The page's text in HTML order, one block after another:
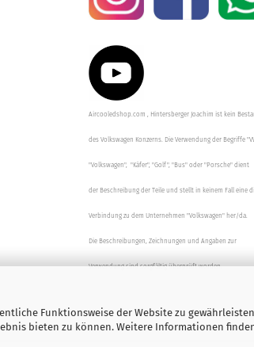
Funktionsweise der Website zu
bieten zu können. Weitere Informationen
Aircooledshop.com , Hintersberger Joachim ist kein
des Volkswagen Konzerns. Die Verwendung der Begriffe
"Volkswagen", "Käfer", "Golf", "Bus" oder "Porsche" dient
der Beschreibung der Teile und stellt in keinem Fall eine
Verbindung zu dem Unternehmen "Volkswagen" her/da.
Die Beschreibungen, Zeichnungen und Angaben zur
Verwendung sind sorgfältig überprüft worden.